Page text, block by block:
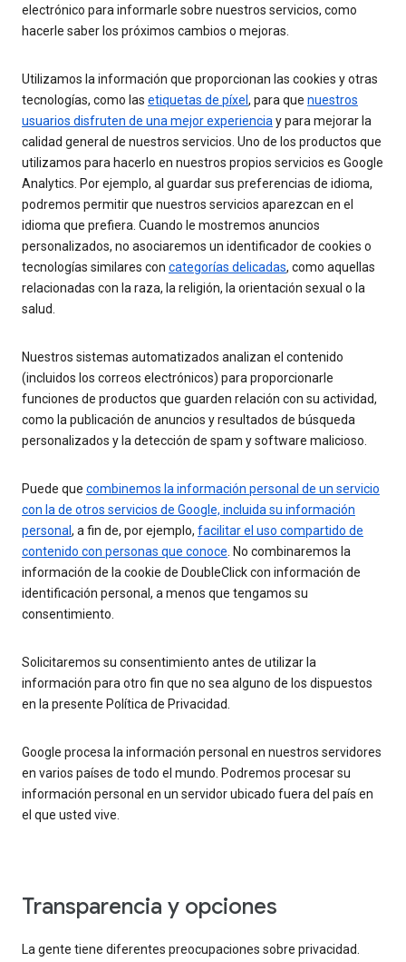
electrónico para informarle sobre nuestros servicios, como
hacerle saber los próximos cambios o mejoras.
Utilizamos la información que proporcionan las cookies y otras
tecnologías, como las etiquetas de píxel , para que nuestros
usuarios disfruten de una mejor experienciay para mejorar la
calidad general de nuestros servicios. Uno de los productos que
utilizamos para hacerlo en nuestros propios servicios es Google
Analytics. Por ejemplo, al guardar sus preferencias de idioma,
podremos permitir que nuestros servicios aparezcan en el
idioma que prefiera. Cuando le mostremos anuncios
personalizados, no asociaremos un identificador de cookies o
tecnologías similares con categorías delicadas, como aquellas
relacionadas con la raza, la religión, la orientación sexual o la
salud.
Nuestros sistemas automatizados analizan el contenido
(incluidos los correos electrónicos) para proporcionarle
funciones de productos que guarden relación con su actividad,
como la publicación de anuncios y resultados de búsqueda
personalizados y la detección de spam y software malicioso.
Puede que combinemos la información personal de un servicio
con la de otros servicios de Google, incluida su información
personal, a fin de, por ejemplo, facilitar el uso compartido de
contenido con personas que conoce. No combinaremos la
información de la cookie de DoubleClick con información de
identificación personal, a menos que tengamos su
consentimiento.
Solicitaremos su consentimiento antes de utilizar la
información para otro fin que no sea alguno de los dispuestos
en la presente Política de Privacidad.
Google procesa la información personal en nuestros servidores
en varios países de todo el mundo. Podremos procesar su
información personal en un servidor ubicado fuera del país en
el que usted vive.
Transparencia y opciones
La gente tiene diferentes preocupaciones sobre privacidad.